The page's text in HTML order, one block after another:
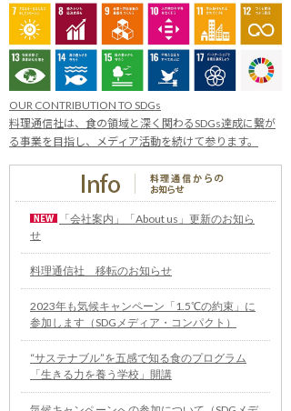
OUR CONTRIBUTION TO SDGs
料理通信社は、食の領域と深く関わるSDGs達成に繋が
る事業を目指し、メディア活動を続けて参ります。
「会社案内」「About us」更新のお知ら
せ
料理通信社 移転のお知らせ
2023年も気候キャンペーン「1.5℃の約束」に
参加します（SDGメディア・コンパクト）
“サステナブル”を五感で知る食のプログラム
「生きる力を養う学校」開講